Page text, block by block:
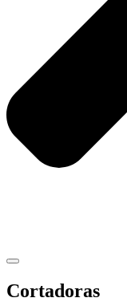
Cortadoras